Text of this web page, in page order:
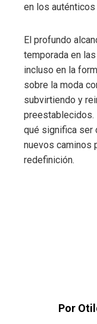
en los
El profundo
temporada en
incluso en la
sobre la moda
subvirtiendo y
preestablecidos.
qué significa ser
nuevos caminos
redefinición.
Por